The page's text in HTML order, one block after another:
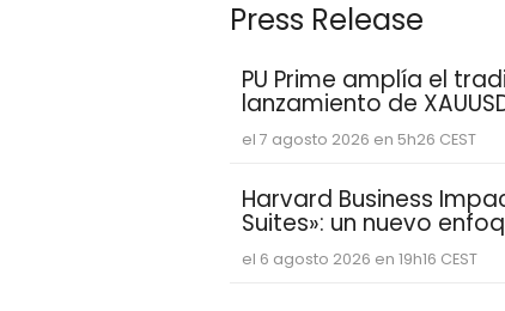
Press Release
PU Prime amplía el
lanzamiento de
el 7 agosto 2026 en 5h26 CEST
Harvard Business
Suites»: un nuevo
estudiantes aprenden
competencias
el 6 agosto 2026 en 19h16 CEST